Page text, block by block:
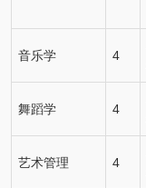
音乐学 4
舞蹈学 4
艺术管理 4